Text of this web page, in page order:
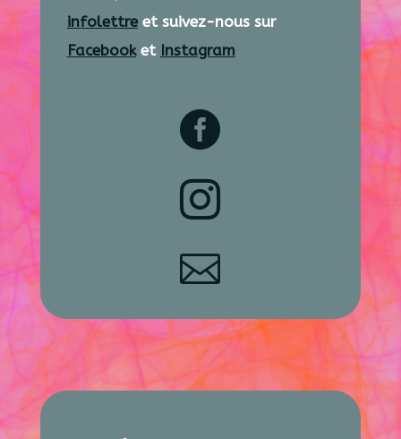
infolettreet suivez-nous sur
Facebooket Instagram


